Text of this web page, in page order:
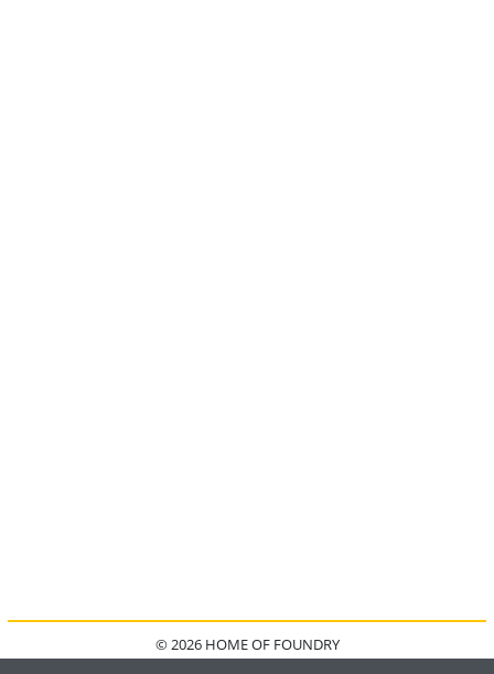
© 2026 HOME OF FOUNDRY